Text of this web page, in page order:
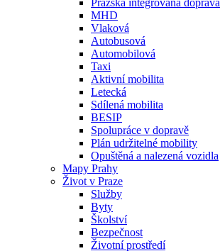
Pražská integrovaná doprava
MHD
Vlaková
Autobusová
Automobilová
Taxi
Aktivní mobilita
Letecká
Sdílená mobilita
BESIP
Spolupráce v dopravě
Plán udržitelné mobility
Opuštěná a nalezená vozidla
Mapy Prahy
Život v Praze
Služby
Byty
Školství
Bezpečnost
Životní prostředí